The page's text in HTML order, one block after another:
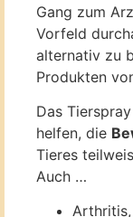
Gang zum
Vorfeld
alternativ zu
Produkten
Das
helfen, die
Tieres
Auch …
Arthritis,